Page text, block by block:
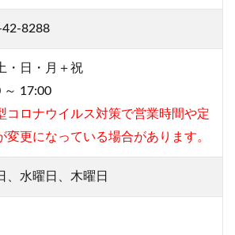
8288
・日・月＋祝
～ 17:00
コロナウイルス対策で営業時間や定
変更になっている場合があります。
、水曜日、木曜日